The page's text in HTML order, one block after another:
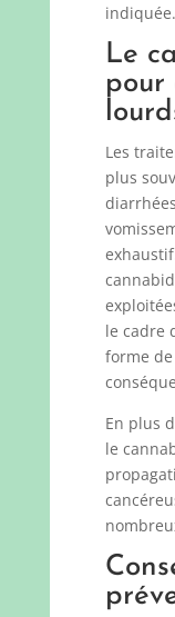
indiquée.
Le
pour
Les
plus
le cadre
forme
En plus
le